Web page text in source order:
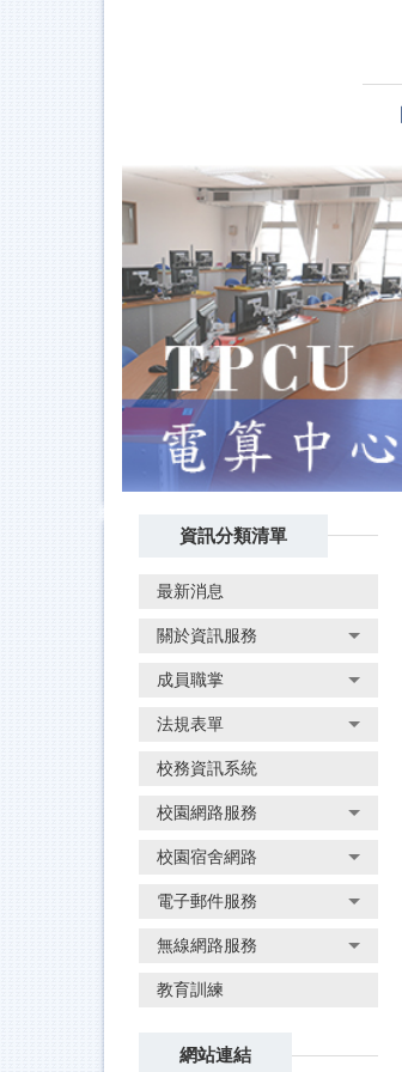
資訊分類清單
最新消息
關於資訊服務
成員職掌
法規表單
校務資訊系統
校園網路服務
校園宿舍網路
電子郵件服務
無線網路服務
教育訓練
網站連結